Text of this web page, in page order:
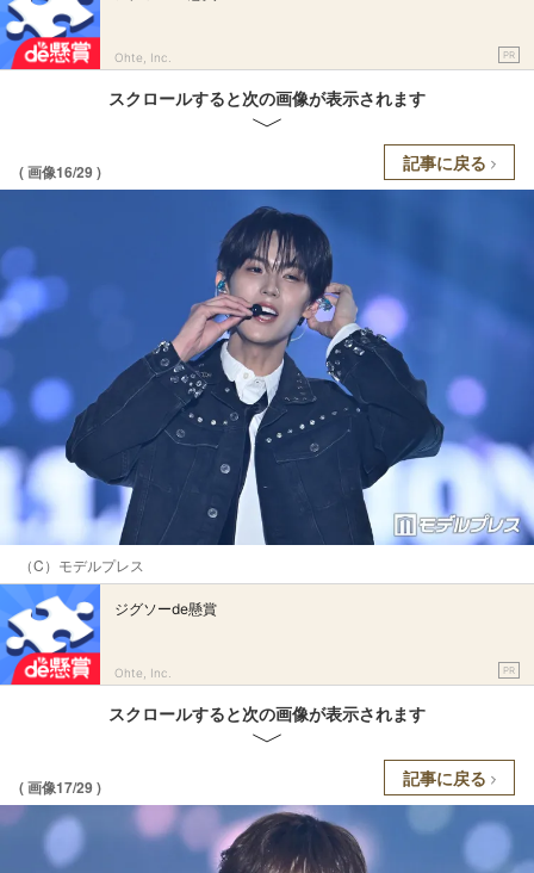
Ohte, Inc. PR
スクロールすると次の画像が表示されます
( 画像16/29 ) 記事に戻る
（C）モデルプレス
ジグソーde懸賞
Ohte, Inc. PR
スクロールすると次の画像が表示されます
( 画像17/29 ) 記事に戻る